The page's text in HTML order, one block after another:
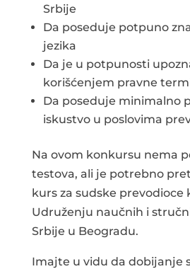
Srbije
Da poseduje potpuno
jezika
Da je u potpunosti
korišćenjem pravne
Da poseduje minimalno
iskustvo u poslovima
Na ovom konkursu nema
testova, ali je potrebno
kurs za sudske prevodioce
Udruženju naučnih i
Srbije u Beogradu.
Imajte u vidu da dobijanje